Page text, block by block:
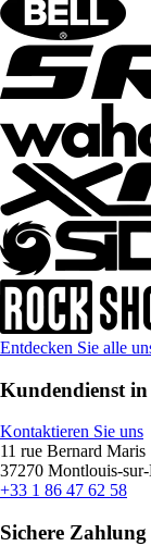
Entdecken Sie alle
Kundendienst
Kontaktieren Sie uns
11 rue Bernard Maris
37270 Montlouis-
+33 1 86 47 62 58
Sichere Zahlung